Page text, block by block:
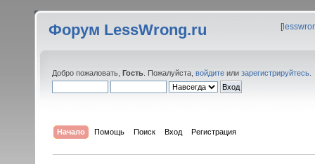
Форум LessWrong.ru [
Добро пожаловать, Гость . Пожалуйста, войдите или зарегистрируйтесь
Начало Помощь Поиск Вход Регистрация